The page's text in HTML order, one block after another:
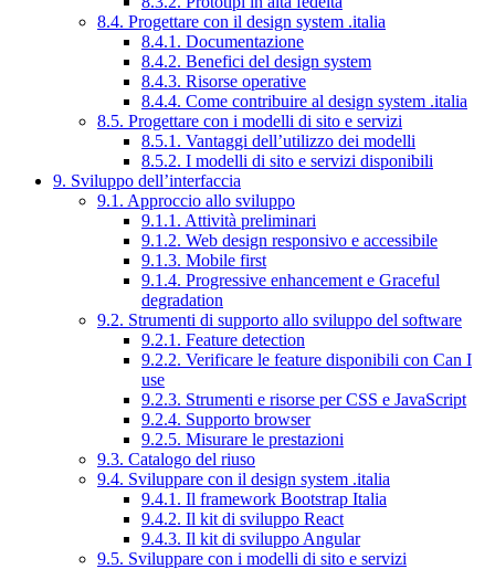
8.4. Progettare con il design system .italia
8.4.1. Documentazione
8.4.2. Benefici del design system
8.4.3. Risorse operative
8.4.4. Come contribuire al design system .italia
8.5. Progettare con i modelli di sito e servizi
8.5.1. Vantaggi dell’utilizzo dei modelli
8.5.2. I modelli di sito e servizi disponibili
9. Sviluppo dell’interfaccia
9.1. Approccio allo sviluppo
9.1.1. Attività preliminari
9.1.2. Web design responsivo e accessibile
9.1.3. Mobile first
9.1.4. Progressive enhancement e Graceful
degradation
9.2. Strumenti di supporto allo sviluppo del software
9.2.1. Feature detection
9.2.2. Verificare le feature disponibili con Can I
use
9.2.3. Strumenti e risorse per CSS e JavaScript
9.2.4. Supporto browser
9.2.5. Misurare le prestazioni
9.3. Catalogo del riuso
9.4. Sviluppare con il design system .italia
9.4.1. Il framework Bootstrap Italia
9.4.2. Il kit di sviluppo React
9.4.3. Il kit di sviluppo Angular
9.5. Sviluppare con i modelli di sito e servizi